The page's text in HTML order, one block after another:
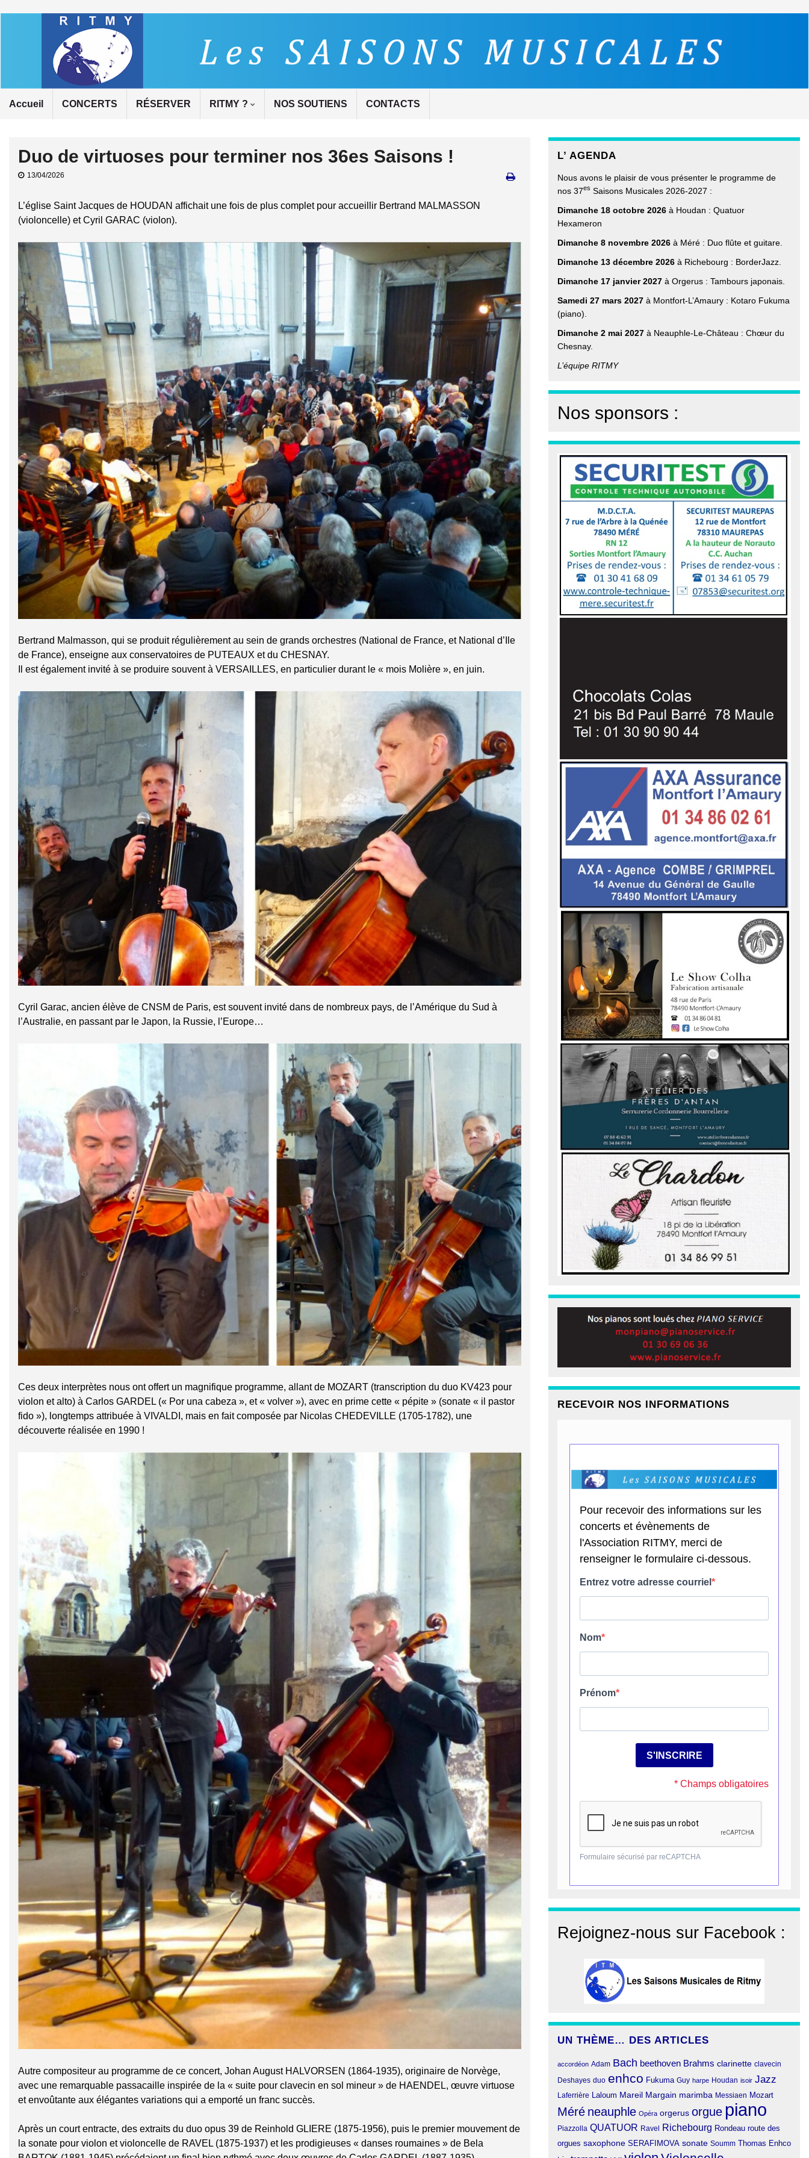
Accueil CONCERTS RÉSERVER RITMY ? NOS SOUTIENS CONTACTS
Duo de virtuoses pour terminer nos 36es Saisons !
13/04/2026
L’église Saint Jacques de HOUDAN affichait une fois de plus complet pour accueillir Bertrand MALMASSON
(violoncelle) et Cyril GARAC (violon).
Bertrand Malmasson, qui se produit régulièrement au sein de grands orchestres (National de France, et National d’Ile
de France), enseigne aux conservatoires de PUTEAUX et du CHESNAY.
Il est également invité à se produire souvent à VERSAILLES, en particulier durant le « mois Molière », en juin.
Cyril Garac, ancien élève de CNSM de Paris, est souvent invité dans de nombreux pays, de l’Amérique du Sud à
l’Australie, en passant par le Japon, la Russie, l’Europe…
Ces deux interprètes nous ont offert un magnifique programme, allant de MOZART (transcription du duo KV423 pour
violon et alto) à Carlos GARDEL (« Por una cabeza », et « volver »), avec en prime cette « pépite » (sonate « il pastor
fido »), longtemps attribuée à VIVALDI, mais en fait composée par Nicolas CHEDEVILLE (1705-1782), une
découverte réalisée en 1990 !
Autre compositeur au programme de ce concert, Johan August HALVORSEN (1864-1935), originaire de Norvège,
avec une remarquable passacaille inspirée de la « suite pour clavecin en sol mineur » de HAENDEL, œuvre virtuose
et envoûtante aux élégantes variations qui a emporté un franc succès.
Après un court entracte, des extraits du duo opus 39 de Reinhold GLIERE (1875-1956), puis le premier mouvement de
la sonate pour violon et violoncelle de RAVEL (1875-1937) et les prodigieuses « danses roumaines » de Bela
L’ AGENDA
Nous avons le plaisir de vous présenter le programme de
nos 37es Saisons Musicales 2026-2027 :
Dimanche 18 octobre 2026 à Houdan : Quatuor
Hexameron
Dimanche 8 novembre 2026 à Méré : Duo flûte et guitare.
Dimanche 13 décembre 2026 à Richebourg : BorderJazz.
Dimanche 17 janvier 2027 à Orgerus : Tambours japonais.
Samedi 27 mars 2027 à Montfort-L’Amaury : Kotaro Fukuma
(piano).
Dimanche 2 mai 2027 à Neauphle-Le-Château : Chœur du
Chesnay.
L’équipe RITMY
Nos sponsors :
RECEVOIR NOS INFORMATIONS
Rejoignez-nous sur Facebook :
UN THÈME… DES ARTICLES
accordéon Adam Bach beethoven Brahms clarinette clavecin
Deshayes duo enhco Fukuma Guy harpe Houdan isoir Jazz
Laferrière Laloum Mareil Margain marimba Messiaen Mozart
Méré neauphle Opéra orgerus orgue piano
Piazzolla QUATUOR Ravel Richebourg Rondeau route des
orgues saxophone SERAFIMOVA sonate Soumm Thomas Enhco